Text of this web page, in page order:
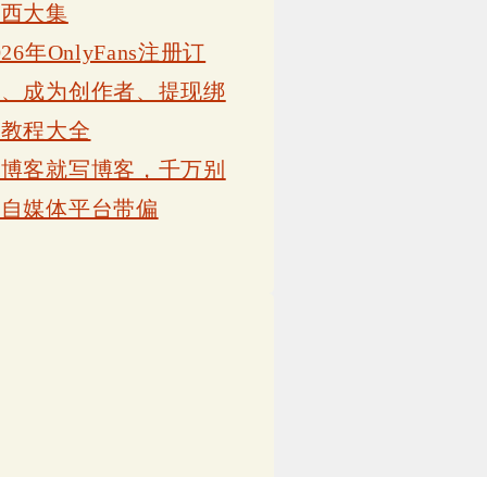
大集
年OnlyFans注册订
成为创作者、提现绑
程大全
客就写博客，千万别
媒体平台带偏